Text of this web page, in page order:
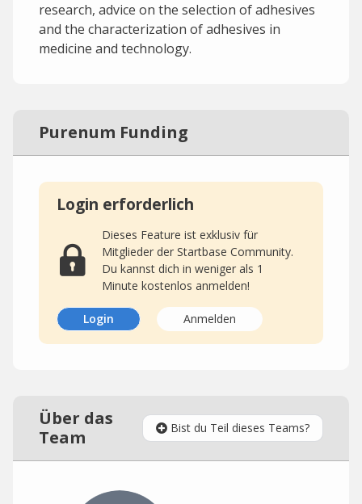
research, advice on the selection of adhesives
and the characterization of adhesives in
medicine and technology.
Purenum Funding
Login erforderlich
Dieses Feature ist exklusiv für
Mitglieder der Startbase Community.
Du kannst dich in weniger als 1
Minute kostenlos anmelden!
Login Anmelden
Über das
Team
Bist du Teil dieses Teams?